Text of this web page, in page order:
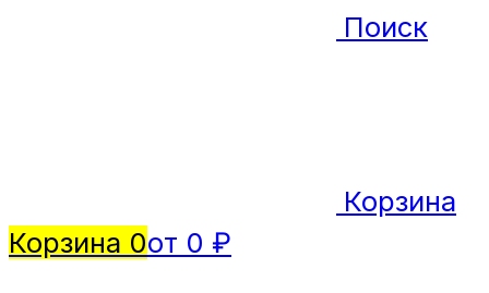
Поиск
Корзина
Корзина 0от 0 ₽